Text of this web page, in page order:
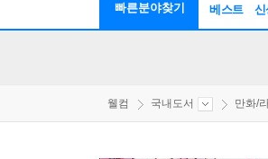
빠른분야찾기 베스트 신
웰컴 국내도서 만화/